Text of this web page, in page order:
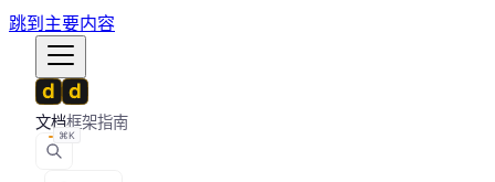
跳到主要内容
文档框架指南
⌘K